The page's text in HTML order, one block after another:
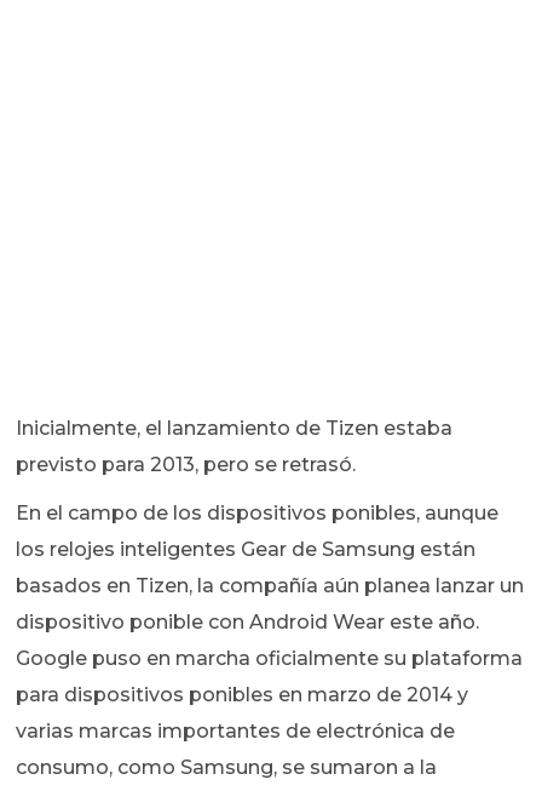
Inicialmente, el lanzamiento de Tizen estaba
previsto para 2013, pero se retrasó.
En el campo de los dispositivos ponibles, aunque
los relojes inteligentes Gear de Samsung están
basados en Tizen, la compañía aún planea lanzar un
dispositivo ponible con Android Wear este año.
Google puso en marcha oficialmente su plataforma
para dispositivos ponibles en marzo de 2014 y
varias marcas importantes de electrónica de
consumo, como Samsung, se sumaron a la